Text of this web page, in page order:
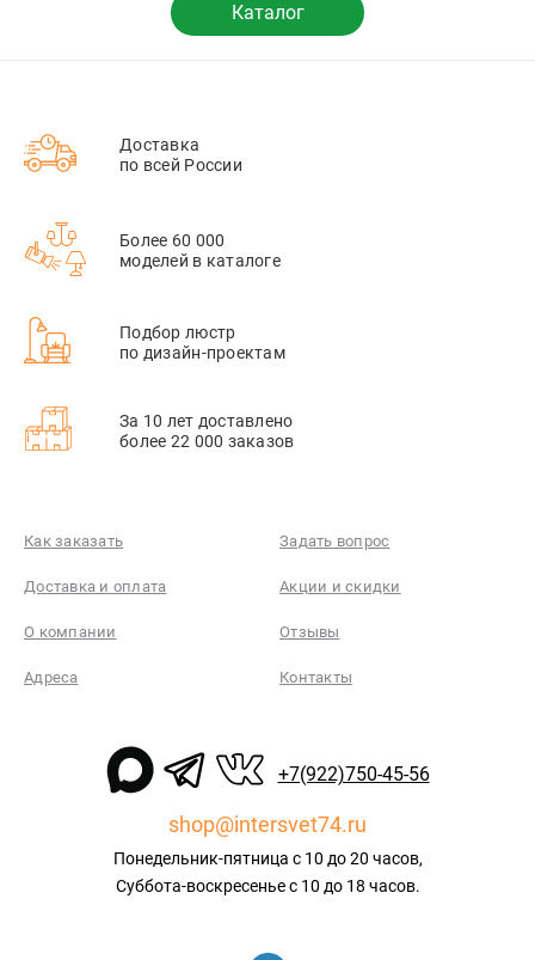
Каталог
Доставка
по всей России
Более 60 000
моделей в каталоге
Подбор люстр
по дизайн-проектам
За 10 лет доставлено
более 22 000 заказов
Как заказать Задать вопрос
Доставка и оплата Акции и скидки
О компании Отзывы
Адреса Контакты
+7(922)750-45-56
shop@intersvet74.ru
Понедельник-пятница с 10 до 20 часов,
Суббота-воскресенье с 10 до 18 часов.